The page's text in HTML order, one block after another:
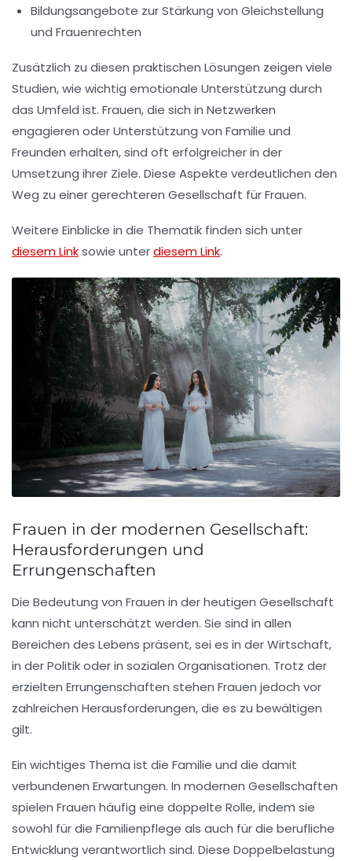
Bildungsangebote zur Stärkung von Gleichstellung
und Frauenrechten
Zusätzlich zu diesen praktischen Lösungen zeigen viele
Studien, wie wichtig emotionale Unterstützung durch
das Umfeld ist. Frauen, die sich in Netzwerken
engagieren oder Unterstützung von Familie und
Freunden erhalten, sind oft erfolgreicher in der
Umsetzung ihrer Ziele. Diese Aspekte verdeutlichen den
Weg zu einer gerechteren Gesellschaft für Frauen.
Weitere Einblicke in die Thematik finden sich unter
diesem Linksowie unterdiesem Link.
Frauen in der modernen Gesellschaft:
Herausforderungen und
Errungenschaften
Die Bedeutung von Frauen in der heutigen Gesellschaft
kann nicht unterschätzt werden. Sie sind in allen
Bereichen des Lebens präsent, sei es in derWirtschaft,
in der Politik oder in sozialen Organisationen. Trotz der
erzielten Errungenschaften stehen Frauen jedoch vor
zahlreichen Herausforderungen, die es zu bewältigen
gilt.
Ein wichtiges Thema ist die Familie und die damit
verbundenen Erwartungen. In modernen Gesellschaften
spielen Frauen häufig eine doppelte Rolle, indem sie
sowohl für die Familienpflege als auch für die berufliche
Entwicklung verantwortlich sind. Diese Doppelbelastung